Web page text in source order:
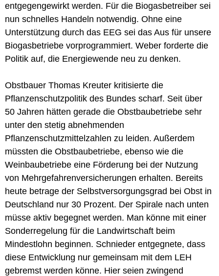
entgegengewirkt werden. Für die Biogasbetreiber sei
nun schnelles Handeln notwendig. Ohne eine
Unterstützung durch das EEG sei das Aus für unsere
Biogasbetriebe vorprogrammiert. Weber forderte die
Politik auf, die Energiewende neu zu denken.
Obstbauer Thomas Kreuter kritisierte die
Pflanzenschutzpolitik des Bundes scharf. Seit über
50 Jahren hätten gerade die Obstbaubetriebe sehr
unter den stetig abnehmenden
Pflanzenschutzmittelzahlen zu leiden. Außerdem
müssten die Obstbaubetriebe, ebenso wie die
Weinbaubetriebe eine Förderung bei der Nutzung
von Mehrgefahrenversicherungen erhalten. Bereits
heute betrage der Selbstversorgungsgrad bei Obst in
Deutschland nur 30 Prozent. Der Spirale nach unten
müsse aktiv begegnet werden. Man könne mit einer
Sonderregelung für die Landwirtschaft beim
Mindestlohn beginnen. Schnieder entgegnete, dass
diese Entwicklung nur gemeinsam mit dem LEH
gebremst werden könne. Hier seien zwingend